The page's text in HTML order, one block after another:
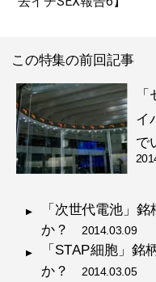
この特集の前回記事
イ
で
「次世代電池」
か？ 2014.03.09
「STAP細胞」銘
か？ 2014.03.05